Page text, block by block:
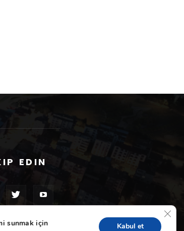
EDIN
sunmak için
Kabul et